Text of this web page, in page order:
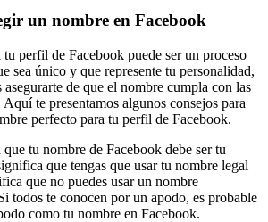
un nombre en Facebook
perfil de Facebook puede ser un proceso
sea único y que represente tu personalidad,
asegurarte de que el nombre cumpla con las
te presentamos algunos consejos para
perfecto para tu perfil de Facebook.
tu nombre de Facebook debe ser tu
que tengas que usar tu nombre legal
que no puedes usar un nombre
todos te conocen por un apodo, es probable
como tu nombre en Facebook.